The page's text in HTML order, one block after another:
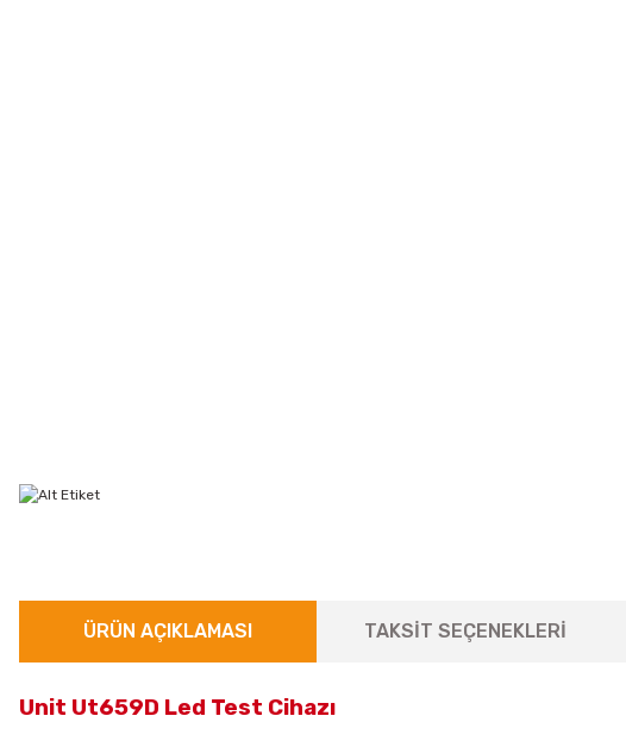
ÜRÜN AÇIKLAMASI TAKSİT SEÇENEKLERİ
Unit Ut659D Led Test Cihazı